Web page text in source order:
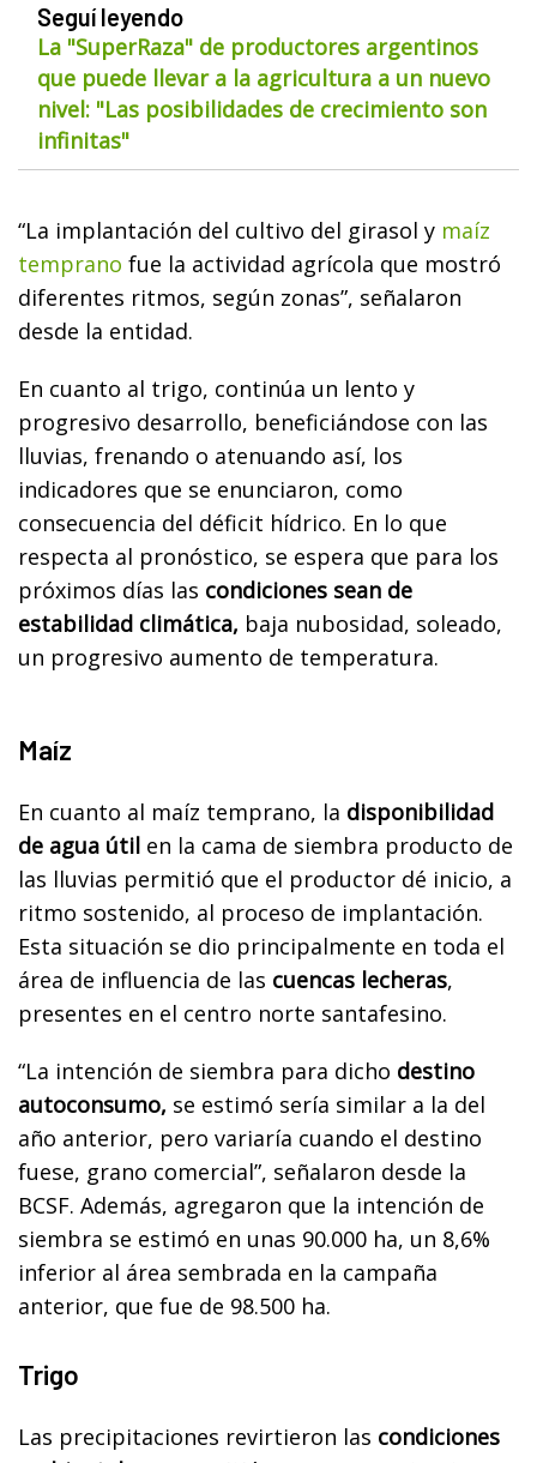
Seguí leyendo
La "SuperRaza" de productores argentinos
que puede llevar a la agricultura a un nuevo
nivel: "Las posibilidades de crecimiento son
infinitas"
“La implantación del cultivo del girasol y maíz
temprano fue la actividad agrícola que mostró
diferentes ritmos, según zonas”, señalaron
desde la entidad.
En cuanto al trigo, continúa un lento y
progresivo desarrollo, beneficiándose con las
lluvias, frenando o atenuando así, los
indicadores que se enunciaron, como
consecuencia del déficit hídrico. En lo que
respecta al pronóstico, se espera que para los
próximos días las condiciones sean de
estabilidad climática, baja nubosidad, soleado,
un progresivo aumento de temperatura.
Maíz
En cuanto al maíz temprano, la disponibilidad
de agua útil en la cama de siembra producto de
las lluvias permitió que el productor dé inicio, a
ritmo sostenido, al proceso de implantación.
Esta situación se dio principalmente en toda el
área de influencia de las cuencas lecheras,
presentes en el centro norte santafesino.
“La intención de siembra para dicho destino
autoconsumo, se estimó sería similar a la del
año anterior, pero variaría cuando el destino
fuese, grano comercial”, señalaron desde la
BCSF. Además, agregaron que la intención de
siembra se estimó en unas 90.000 ha, un 8,6%
inferior al área sembrada en la campaña
anterior, que fue de 98.500 ha.
Trigo
Las precipitaciones revirtieron las condiciones